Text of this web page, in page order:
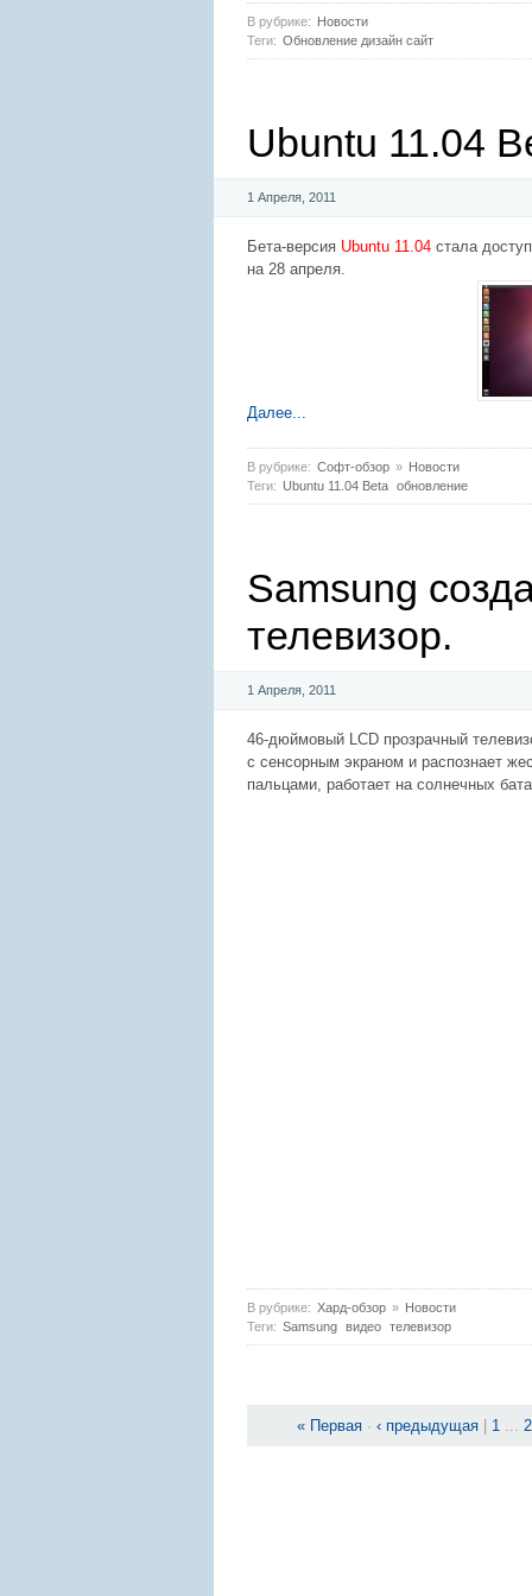
В рубрике: Новости
Теги: Обновление дизайн сайт
Ubuntu 11.04
1 Апреля, 2011
Бета-версия Ubuntu 11.04стала
на 28 апреля.
Далее...
В рубрике: Софт-обзор » Новости
Теги: Ubuntu 11.04 Beta обновление
Samsung
телевизор.
1 Апреля, 2011
46-дюймовый LCD прозрачный
с сенсорным экраном и распознает
пальцами, работает на солнечных
В рубрике: Хард-обзор » Новости
Теги: Samsung видео телевизор
« Первая · ‹ предыдущая 1 ... 2